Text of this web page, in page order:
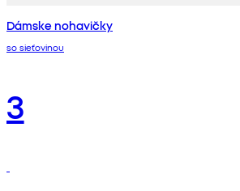
Dámske nohavičky
so sieťovinou
3